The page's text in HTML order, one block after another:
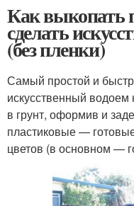
Как выкопать
сделать
(без пленки)
Самый простой и
искусственный
в грунт, оформив и
пластиковые —
цветов (в основном —